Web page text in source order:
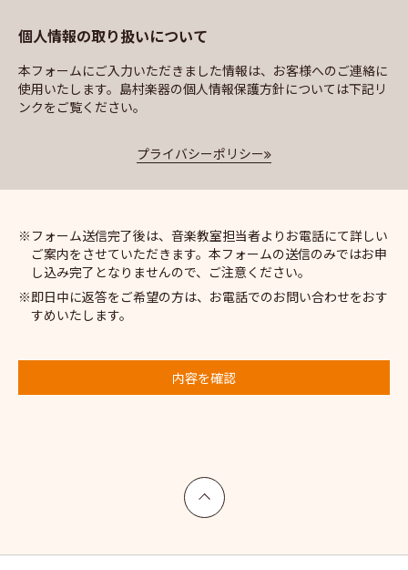
個人情報の取り扱いについて
本フォームにご入力いただきました情報は、お客様へのご連絡に
使用いたします。島村楽器の個人情報保護方針については下記リ
ンクをご覧ください。
プライバシーポリシー
フォーム送信完了後は、音楽教室担当者よりお電話にて詳しい
ご案内をさせていただきます。本フォームの送信のみではお申
し込み完了となりませんので、ご注意ください。
即日中に返答をご希望の方は、お電話でのお問い合わせをおす
すめいたします。
内容を確認
上へ戻る